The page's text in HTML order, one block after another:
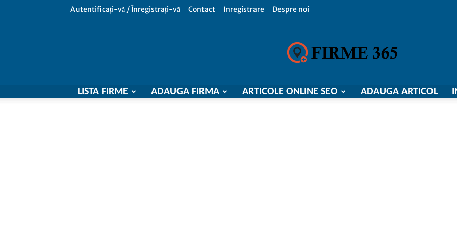
Autentificați-vă / Înregistrați-vă Contact Inregistrare Despre noi
Firme
LISTA FIRME ADAUGA FIRMA ARTICOLE ONLINE SEO ADAUGA ARTICOL